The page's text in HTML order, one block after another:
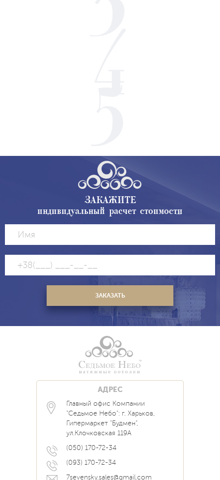
ЗАКАЖИТЕ
индивидуальный расчет стоимости
АДРЕС
Главный офис Компании
"Седьмое Небо": г. Харьков,
Гипермаркет "Будмен",
ул.Клочковская 119А
(050) 170-72-34
(093) 170-72-34
7sevensky.sales@gmail.com
Каталог
Услуги
Блог
Новости
Акции
Контакты